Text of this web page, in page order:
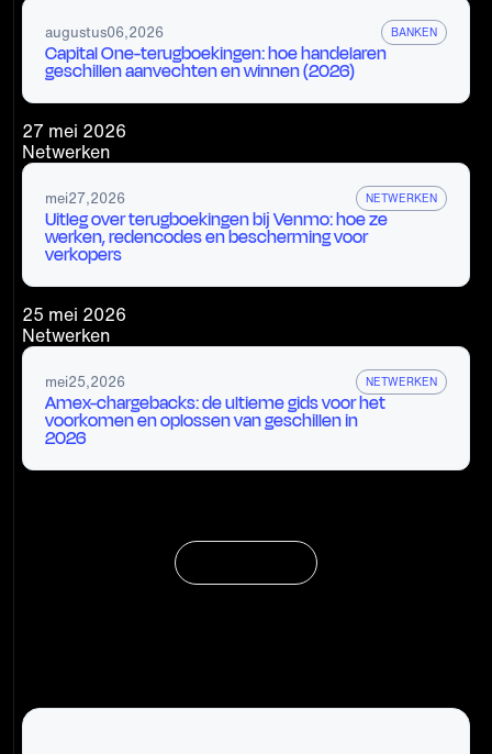
augustus06,2026 BANKEN
Capital One-terugboekingen: hoe handelaren
geschillen aanvechten en winnen (2026)
27 mei 2026
Netwerken
mei27,2026 NETWERKEN
Uitleg over terugboekingen bij Venmo: hoe ze
werken, redencodes en bescherming voor
verkopers
25 mei 2026
Netwerken
mei25,2026 NETWERKEN
Amex-chargebacks: de ultieme gids voor het
voorkomen en oplossen van geschillen in
2026